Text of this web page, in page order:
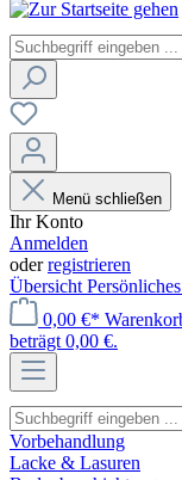
Menü schließen
Ihr Konto
Anmelden
oderregistrieren
Übersicht
0,00 €*
beträgt 0,00 €.
Vorbehandlung
Lacke & Lasuren